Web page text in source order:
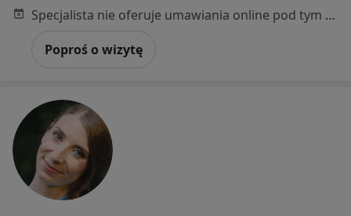
Specjalista nie oferuje umawiania online pod tym adresem.
Poproś o wizytę